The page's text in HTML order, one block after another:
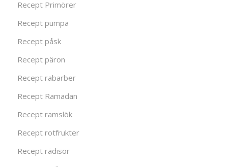
Recept Primörer
Recept pumpa
Recept påsk
Recept päron
Recept rabarber
Recept Ramadan
Recept ramslök
Recept rotfrukter
Recept rädisor